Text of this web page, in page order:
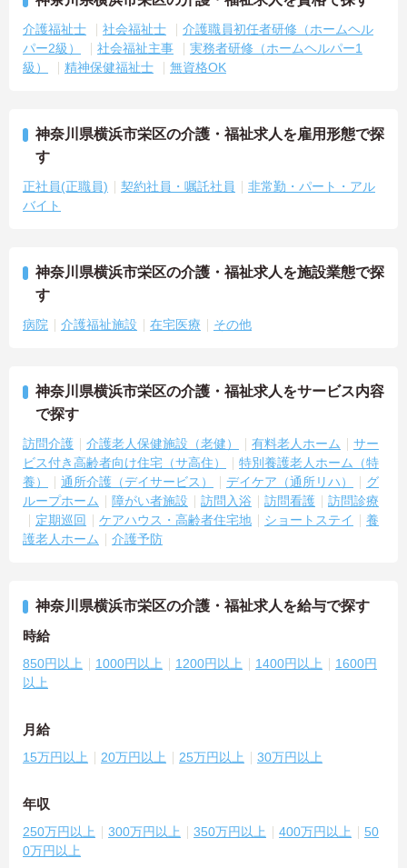
介護福祉士 社会福祉士
介護職員初任者研修（ホームヘル
パー2級）
社会福祉主事
実務者研修（ホームヘルパー1
級）
精神保健福祉士 無資格OK
神奈川県横浜市栄区の介護・福祉求人を雇用形態で探
す
正社員(正職員) 契約社員・嘱託社員
非常勤・パート・アル
バイト
神奈川県横浜市栄区の介護・福祉求人を施設業態で探
す
病院 介護福祉施設 在宅医療 その他
神奈川県横浜市栄区の介護・福祉求人をサービス内容
で探す
訪問介護 介護老人保健施設（老健） 有料老人ホーム
サー
ビス付き高齢者向け住宅（サ高住）
特別養護老人ホーム（特
養）
通所介護（デイサービス） デイケア（通所リハ）
グ
ループホーム
障がい者施設 訪問入浴 訪問看護
訪問診療
定期巡回
ケアハウス・高齢者住宅地 ショートステイ
養
護老人ホーム
介護予防
神奈川県横浜市栄区の介護・福祉求人を給与で探す
時給
850円以上 1000円以上 1200円以上 1400円以上
1600円
以上
月給
15万円以上 20万円以上 25万円以上 30万円以上
年収
250万円以上 300万円以上 350万円以上 400万円以上
50
0万円以上